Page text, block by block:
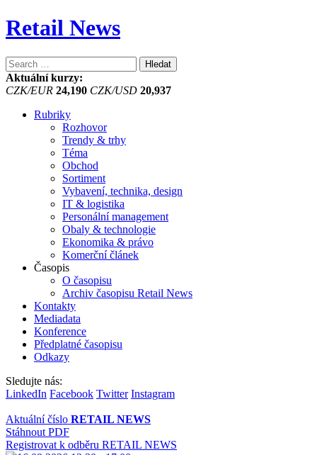
Retail News
Vyhledávání
Aktuální kurzy:
CZK/EUR 24,190 CZK/USD 20,937
Rubriky
Rozhovor
Trendy & trhy
Téma
Obchod
Sortiment
Vybavení, technika, design
IT & logistika
Personální management
Obaly & technologie
Ekonomika & právo
Komerční článek
Časopis
O časopisu
Archiv časopisu Retail News
Kontakty
Mediadata
Konference
Předplatné časopisu
Odkazy
Sledujte nás:
LinkedIn Facebook Twitter Instagram
Aktuální číslo RETAIL NEWS
Stáhnout PDF
Registrovat k odběru RETAIL NEWS